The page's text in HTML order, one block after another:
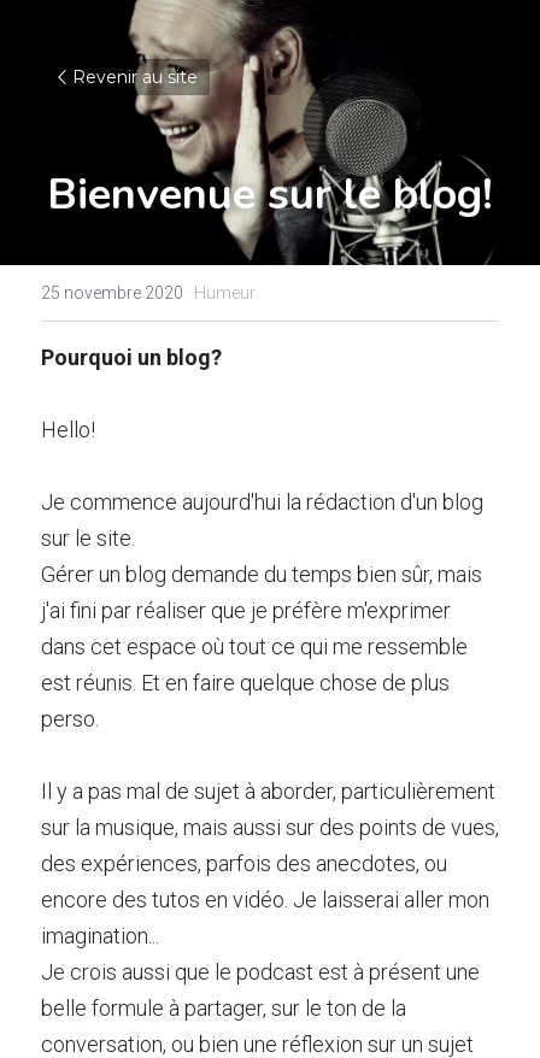
Revenir au site
Bienvenue sur le blog!
25 novembre 2020 · Humeur
Pourquoi un blog?
Hello!
Je commence aujourd'hui la rédaction d'un blog
sur le site.
Gérer un blog demande du temps bien sûr, mais
j'ai fini par réaliser que je préfère m'exprimer
dans cet espace où tout ce qui me ressemble
est réunis. Et en faire quelque chose de plus
perso.
Il y a pas mal de sujet à aborder, particulièrement
sur la musique, mais aussi sur des points de vues,
des expériences, parfois des anecdotes, ou
encore des tutos en vidéo. Je laisserai aller mon
imagination...
Je crois aussi que le podcast est à présent une
belle formule à partager, sur le ton de la
conversation, ou bien une réflexion sur un sujet